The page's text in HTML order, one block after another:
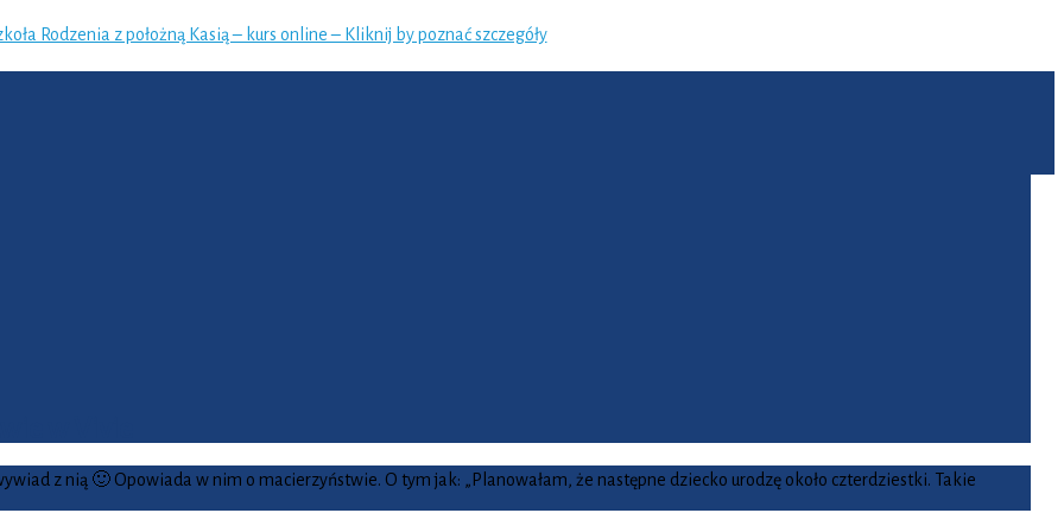
Rodzenia z położną Kasią – kurs online – Kliknij by poznać szczegóły
w Vivie
z nią 🙂 Opowiada w nim o macierzyństwie. O tym jak: „Planowałam, że następne dziecko urodzę około czterdziestki. Takie